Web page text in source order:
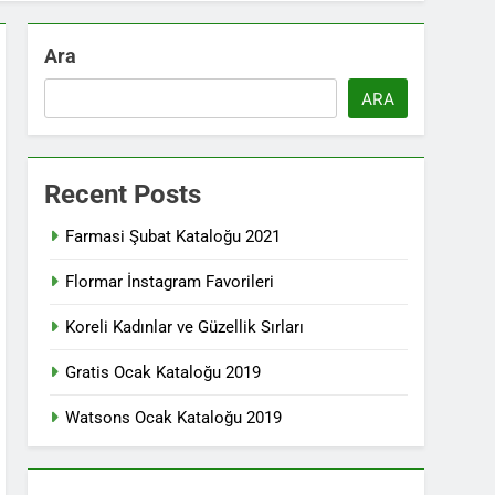
Ara
ARA
Recent Posts
Farmasi Şubat Kataloğu 2021
Flormar İnstagram Favorileri
Koreli Kadınlar ve Güzellik Sırları
Gratis Ocak Kataloğu 2019
Watsons Ocak Kataloğu 2019